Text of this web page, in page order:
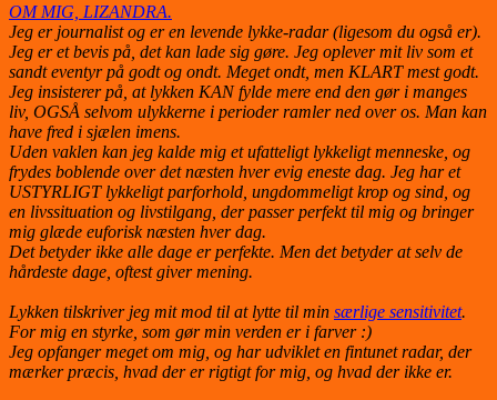
OM MIG, LIZANDRA.
Jeg er journalist og er en levende lykke-radar (ligesom du også er).
Jeg er et bevis på, det kan lade sig gøre. Jeg oplever mit liv som et
sandt eventyr på godt og ondt. Meget ondt, men KLART mest godt.
Jeg insisterer på, at lykken KAN fylde mere end den gør i manges
liv, OGSÅ selvom ulykkerne i perioder ramler ned over os. Man kan
have fred i sjælen imens.
Uden vaklen kan jeg kalde mig et ufatteligt lykkeligt menneske, og
frydes boblende over det næsten hver evig eneste dag. Jeg har et
USTYRLIGT lykkeligt parforhold, ungdommeligt krop og sind, og
en livssituation og livstilgang, der passer perfekt til mig og bringer
mig glæde euforisk næsten hver dag.
Det betyder ikke alle dage er perfekte. Men det betyder at selv de
hårdeste dage, oftest giver mening.
Lykken tilskriver jeg mit mod til at lytte til min særlige sensitivitet.
For mig en styrke, som gør min verden er i farver :)
Jeg opfanger meget om mig, og har udviklet en fintunet radar, der
mærker præcis, hvad der er rigtigt for mig, og hvad der ikke er.